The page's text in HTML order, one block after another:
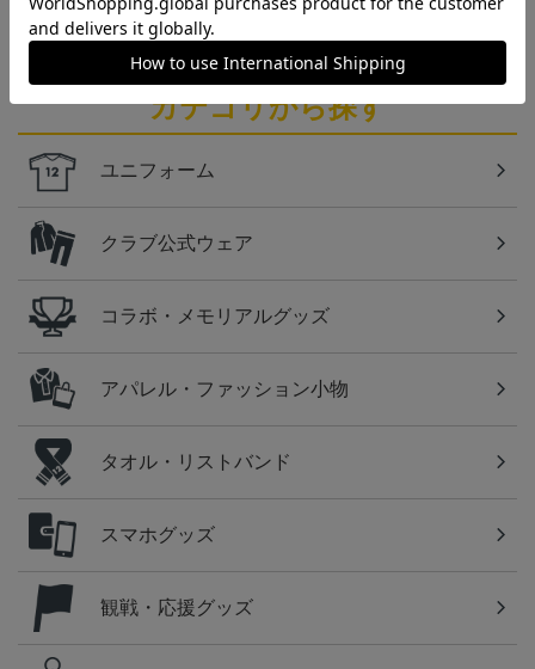
しております！
カテゴリから探す
ユニフォーム
クラブ公式ウェア
コラボ・メモリアルグッズ
アパレル・ファッション小物
タオル・リストバンド
スマホグッズ
観戦・応援グッズ